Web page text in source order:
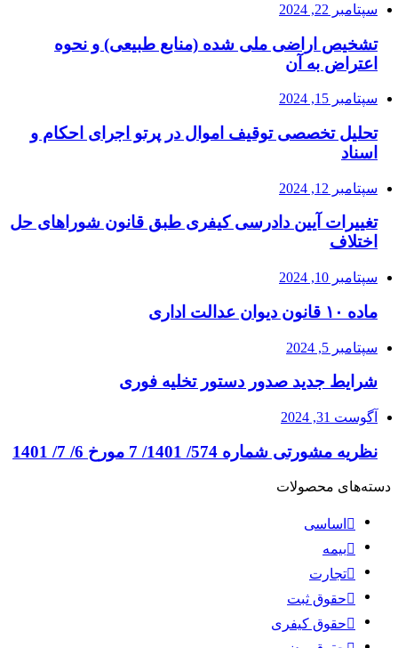
سپتامبر 22, 2024
تشخیص اراضی ملی شده (منابع طبیعی) و نحوه
اعتراض به آن
سپتامبر 15, 2024
تحلیل تخصصی توقیف اموال در پرتو اجرای احکام و
اسناد
سپتامبر 12, 2024
تغییرات آیین دادرسی کیفری طبق قانون شوراهای حل
اختلاف
سپتامبر 10, 2024
ماده ۱۰ قانون دیوان عدالت اداری
سپتامبر 5, 2024
شرایط جدید صدور دستور تخلیه فوری
آگوست 31, 2024
نظریه مشورتی شماره 574/ 1401/ 7 مورخ 6/ 7/ 1401
دسته‌های محصولات
اساسی
بیمه
تجارت
حقوق ثبت
حقوق کیفری